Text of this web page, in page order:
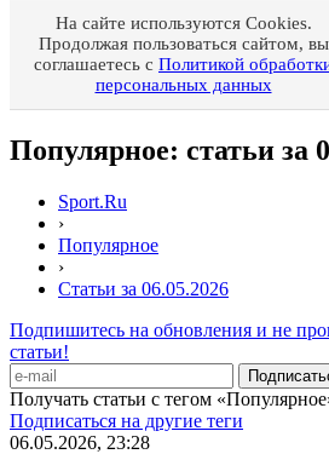
На сайте используются Cookies.
Продолжая пользоваться сайтом, вы
соглашаетесь с Политикой
персональных данных
Популярное: статьи за
Sport.Ru
›
Популярное
›
Статьи за 06.05.2026
Подпишитесь на обновления и не
статьи!
Получать статьи с тегом
Подписаться на другие теги
06.05.2026, 23:28